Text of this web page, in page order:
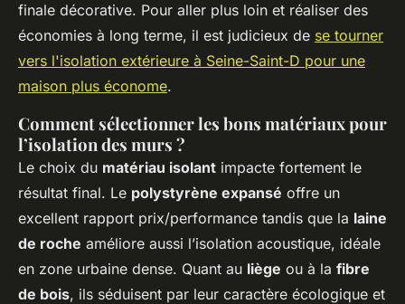
finale décorative. Pour aller plus loin et réaliser des
économies à long terme, il est judicieux de se tourner
vers l'isolation extérieure à Seine-Saint-D pour une
maison plus économe.
Comment sélectionner les bons matériaux pour
l’isolation des murs ?
Le choix du matériau isolant impacte fortement le
résultat final. Le polystyrène expansé offre un
excellent rapport prix/performance tandis que la laine
de roche améliore aussi l’isolation acoustique, idéale
en zone urbaine dense. Quant au liège ou à la fibre
de bois, ils séduisent par leur caractère écologique et